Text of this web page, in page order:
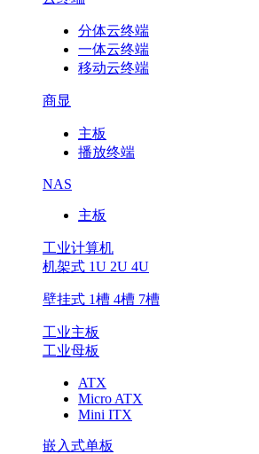
分体云终端
一体云终端
移动云终端
商显
主板
播放终端
NAS
主板
工业计算机
机架式 1U 2U 4U
壁挂式 1槽 4槽 7槽
工业主板
工业母板
ATX
Micro ATX
Mini ITX
嵌入式单板